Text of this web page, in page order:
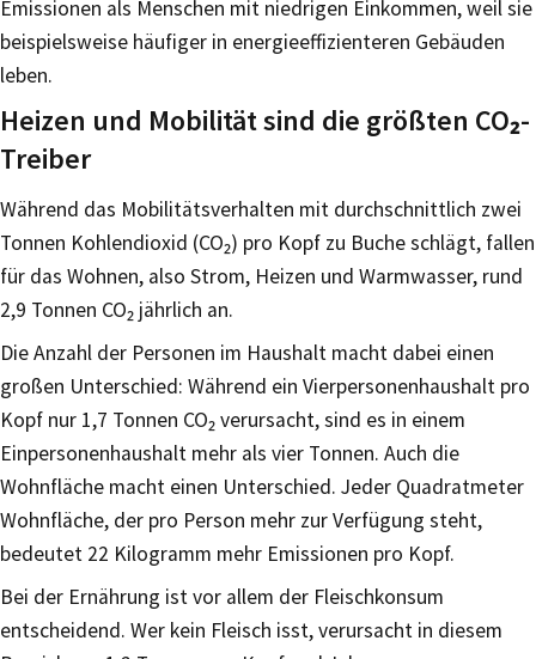
Emissionen als Menschen mit niedrigen Einkommen, weil sie
beispielsweise häufiger in energieeffizienteren Gebäuden
leben.
Heizen und Mobilität sind die größten CO₂-
Treiber
Während das Mobilitätsverhalten mit durchschnittlich zwei
Tonnen Kohlendioxid (CO₂) pro Kopf zu Buche schlägt, fallen
für das Wohnen, also Strom, Heizen und Warmwasser, rund
2,9 Tonnen CO₂ jährlich an.
Die Anzahl der Personen im Haushalt macht dabei einen
großen Unterschied: Während ein Vierpersonenhaushalt pro
Kopf nur 1,7 Tonnen CO₂ verursacht, sind es in einem
Einpersonenhaushalt mehr als vier Tonnen. Auch die
Wohnfläche macht einen Unterschied. Jeder Quadratmeter
Wohnfläche, der pro Person mehr zur Verfügung steht,
bedeutet 22 Kilogramm mehr Emissionen pro Kopf.
Bei der Ernährung ist vor allem der Fleischkonsum
entscheidend. Wer kein Fleisch isst, verursacht in diesem